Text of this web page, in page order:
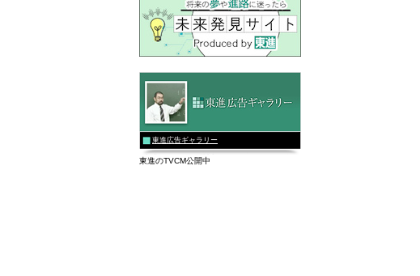
東進広告ギャラリー
東進のTVCM公開中